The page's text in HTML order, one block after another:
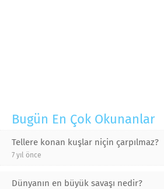
Bugün En Çok Okunanlar
Tellere konan kuşlar niçin çarpılmaz?
7 yıl önce
Dünyanın en büyük savaşı nedir?